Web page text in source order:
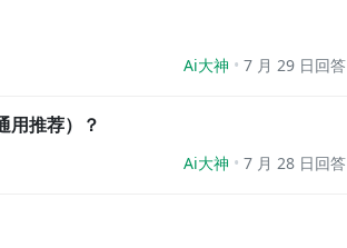
Ai大神 7 月 29 日回答
用推荐）？
Ai大神 7 月 28 日回答